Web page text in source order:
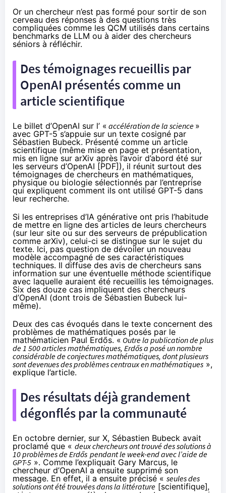
Or un chercheur n’est pas formé pour sortir de son
cerveau des réponses à des questions très
compliquées comme les QCM utilisés dans certains
benchmarks de LLM ou à aider des chercheurs
séniors à réfléchir.
Des témoignages recueillis par
OpenAI présentés comme un
article scientifique
Le billet d’OpenAI sur l’ « accélération de la science »
avec GPT-5 s’appuie sur un texte cosigné par
Sébastien Bubeck. Présenté comme un article
scientifique (même mise en page et présentation,
mis en ligne sur arXiv après l’avoir d’abord été sur
les serveurs d’OpenAI [PDF]), il réunit surtout des
témoignages de chercheurs en mathématiques,
physique ou biologie sélectionnés par l’entreprise
qui expliquent comment ils ont utilisé GPT-5 dans
leur recherche.
Si les entreprises d’IA générative ont pris l’habitude
de mettre en ligne des articles de leurs chercheurs
(sur leur site ou sur des serveurs de prépublication
comme arXiv), celui-ci se distingue sur le sujet du
texte. Ici, pas question de dévoiler un nouveau
modèle accompagné de ses caractéristiques
techniques. Il diffuse des avis de chercheurs sans
information sur une éventuelle méthode scientifique
avec laquelle auraient été recueillis les témoignages.
Six des douze cas impliquent des chercheurs
d’OpenAI (dont trois de Sébastien Bubeck lui-
même).
Deux des cas évoqués dans le texte concernent des
problèmes de mathématiques posés par le
mathématicien Paul Erdős. « Outre la publication de plus
de 1 500 articles mathématiques, Erdős a posé un nombre
considérable de conjectures mathématiques, dont plusieurs
sont devenues des problèmes centraux en mathématiques »,
explique l’article.
Des résultats déjà grandement
dégonflés par la communauté
En octobre dernier, sur X, Sébastien Bubeck avait
proclamé que « deux chercheurs ont trouvé des solutions à
10 problèmes de Erdős pendant le week-end avec l’aide de
GPT-5 ». Comme l’expliquait Gary Marcus, le
chercheur d’OpenAI a ensuite supprimé son
message. En effet, il a ensuite précisé « seules des
solutions ont été trouvées dans la littérature [scientifique],